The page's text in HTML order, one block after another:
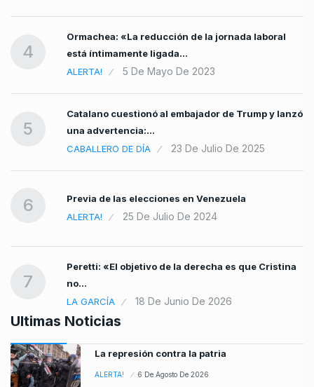
4
Ormachea: «La reducción de la jornada laboral
está íntimamente ligada…
ALERTA!
5 De Mayo De 2023
5
Catalano cuestionó al embajador de Trump y lanzó
una advertencia:…
CABALLERO DE DÍA
23 De Julio De 2025
6
Previa de las elecciones en Venezuela
ALERTA!
25 De Julio De 2024
7
Peretti: «El objetivo de la derecha es que Cristina
no…
LA GARCÍA
18 De Junio De 2026
Ultimas Noticias
La represión contra la patria
ALERTA! 6 De Agosto De 2026